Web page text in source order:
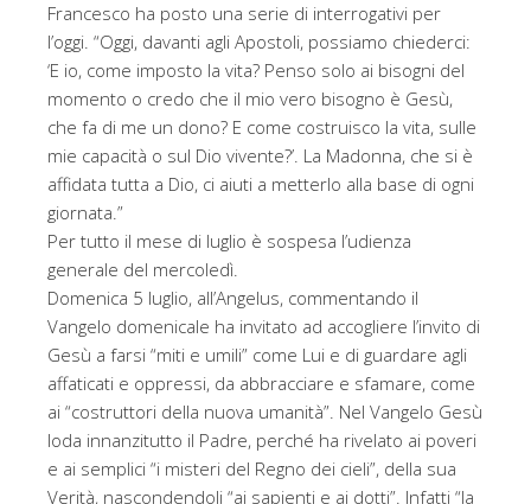
Francesco ha posto una serie di interrogativi per
l’oggi. “Oggi, davanti agli Apostoli, possiamo chiederci:
‘E io, come imposto la vita? Penso solo ai bisogni del
momento o credo che il mio vero bisogno è Gesù,
che fa di me un dono? E come costruisco la vita, sulle
mie capacità o sul Dio vivente?’. La Madonna, che si è
affidata tutta a Dio, ci aiuti a metterlo alla base di ogni
giornata.”
Per tutto il mese di luglio è sospesa l’udienza
generale del mercoledì.
Domenica 5 luglio, all’Angelus, commentando il
Vangelo domenicale ha invitato ad accogliere l’invito di
Gesù a farsi “miti e umili” come Lui e di guardare agli
affaticati e oppressi, da abbracciare e sfamare, come
ai “costruttori della nuova umanità”. Nel Vangelo Gesù
loda innanzitutto il Padre, perché ha rivelato ai poveri
e ai semplici “i misteri del Regno dei cieli”, della sua
Verità, nascondendoli “ai sapienti e ai dotti”. Infatti “la